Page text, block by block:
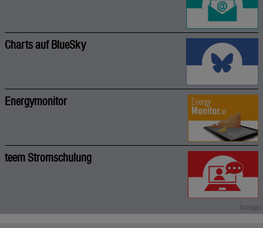
Charts auf BlueSky
Energymonitor
teem Stromschulung